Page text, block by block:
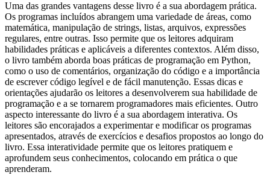
Uma das grandes vantagens desse livro é a sua abordagem prática.
Os programas incluídos abrangem uma variedade de áreas, como
matemática, manipulação de strings, listas, arquivos, expressões
regulares, entre outras. Isso permite que os leitores adquiram
habilidades práticas e aplicáveis a diferentes contextos. Além disso,
o livro também aborda boas práticas de programação em Python,
como o uso de comentários, organização do código e a importância
de escrever código legível e de fácil manutenção. Essas dicas e
orientações ajudarão os leitores a desenvolverem sua habilidade de
programação e a se tornarem programadores mais eficientes. Outro
aspecto interessante do livro é a sua abordagem interativa. Os
leitores são encorajados a experimentar e modificar os programas
apresentados, através de exercícios e desafios propostos ao longo do
livro. Essa interatividade permite que os leitores pratiquem e
aprofundem seus conhecimentos, colocando em prática o que
aprenderam.